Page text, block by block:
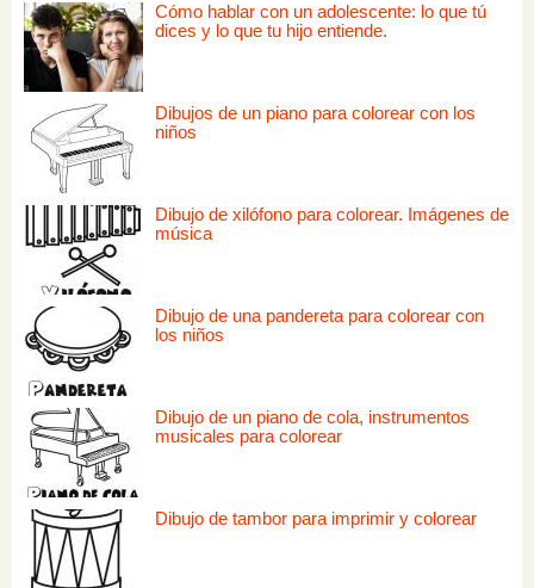
Cómo hablar con un adolescente: lo que tú
dices y lo que tu hijo entiende.
Dibujos de un piano para colorear con los
niños
Dibujo de xilófono para colorear. Imágenes de
música
Dibujo de una pandereta para colorear con
los niños
Dibujo de un piano de cola, instrumentos
musicales para colorear
Dibujo de tambor para imprimir y colorear